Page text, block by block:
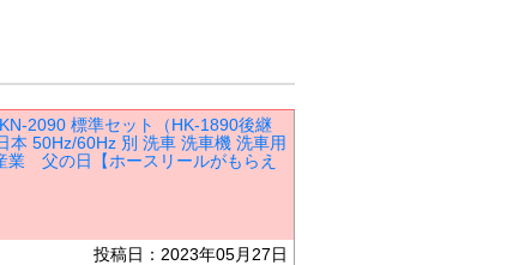
2090 標準セット（HK-1890後継
本 50Hz/60Hz 別 洗車 洗車機 洗車用
業 父の日【ホースリールがもらえ
投稿日：2023年05月27日